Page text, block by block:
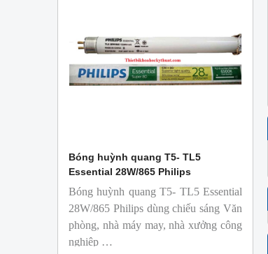
Bóng huỳnh quang T5- TL5
Essential 28W/865 Philips
Bóng huỳnh quang T5- TL5 Essential
28W/865 Philips dùng chiếu sáng Văn
phòng, nhà máy may, nhà xưởng công
nghiệp …